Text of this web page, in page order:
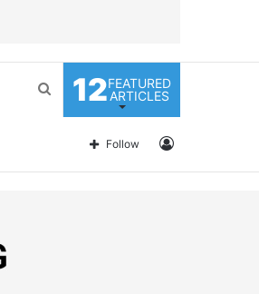
12FEATURED
ARTICLES
Search
Log
Follow